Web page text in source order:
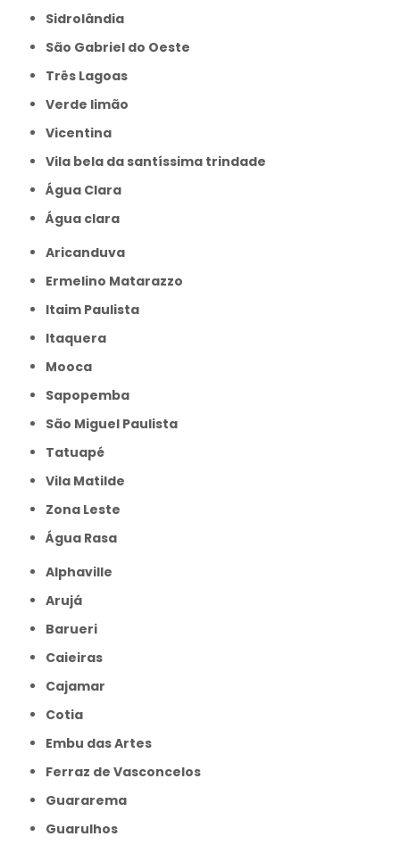
Sidrolândia
São Gabriel do Oeste
Três Lagoas
Verde limão
Vicentina
Vila bela da santíssima trindade
Água Clara
Água clara
Aricanduva
Ermelino Matarazzo
Itaim Paulista
Itaquera
Mooca
Sapopemba
São Miguel Paulista
Tatuapé
Vila Matilde
Zona Leste
Água Rasa
Alphaville
Arujá
Barueri
Caieiras
Cajamar
Cotia
Embu das Artes
Ferraz de Vasconcelos
Guararema
Guarulhos